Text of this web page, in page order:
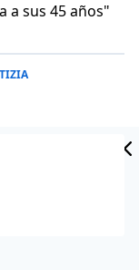
a sus 45 años"